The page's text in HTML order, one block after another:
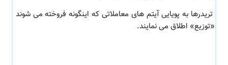
تریدرها به پویایی آیتم های معاملاتی که اینگونه فروخته می شوند
«توزیع» اطلاق می نمایند.